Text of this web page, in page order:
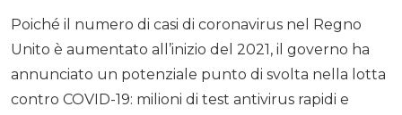
Poiché il numero di casi di coronavirus nel Regno
Unito è aumentato all’inizio del 2021, il governo ha
annunciato un potenziale punto di svolta nella lotta
contro COVID-19: milioni di test antivirus rapidi e